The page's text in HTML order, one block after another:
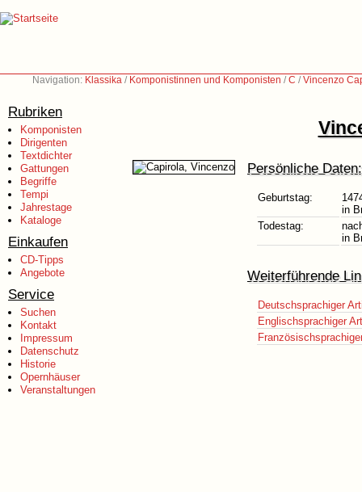
Navigation: Klassika / Komponistinnen und Komponisten /C /Vincenzo
Rubriken
Komponisten
Dirigenten
Textdichter
Gattungen
Begriffe
Tempi
Jahrestage
Kataloge
Einkaufen
CD-Tipps
Angebote
Service
Suchen
Kontakt
Impressum
Datenschutz
Historie
Opernhäuser
Veranstaltungen
Persönliche Daten:
Geburtstag:
in
Todestag:
in
Weiterführende
Deutschsprachiger
Englischsprachiger